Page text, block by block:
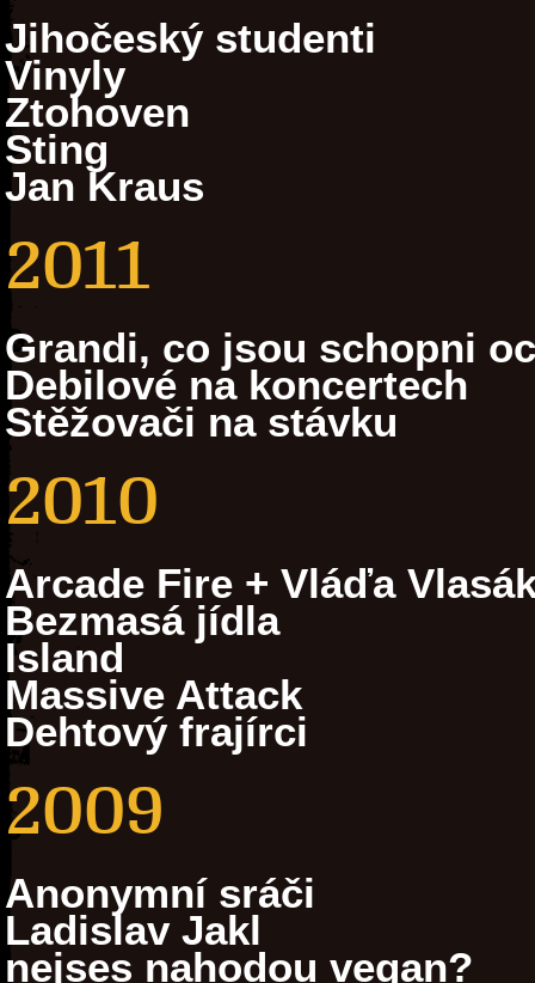
Jihočeský studenti
Vinyly
Ztohoven
Sting
Jan Kraus
2011
Grandi, co jsou schopni
Debilové na koncertech
Stěžovači na stávku
2010
Arcade Fire + Vláďa
Bezmasá jídla
Island
Massive Attack
Dehtový frajírci
2009
Anonymní sráči
Ladislav Jakl
nejses nahodou vegan?